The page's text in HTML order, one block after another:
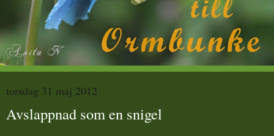
torsdag 31 maj 2012
Avslappnad som en snigel